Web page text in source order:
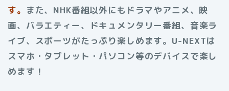
す。 また、NHK番組以外にもドラマやアニメ、映
画、バラエティー、ドキュメンタリー番組、音楽ラ
イブ、スポーツがたっぷり楽しめます。U-NEXTは
スマホ・タブレット・パソコン等のデバイスで楽し
めます！